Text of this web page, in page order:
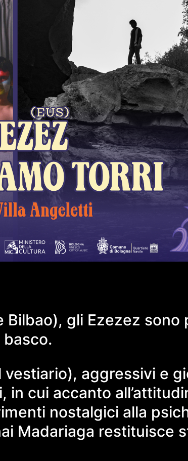
Bilbao), gli Ezezez
aggressivi e
cui accanto
nostalgici alla
Madariaga restituisce